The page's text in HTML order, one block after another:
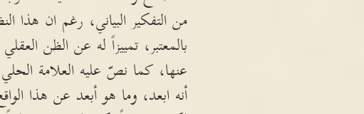
من التفكير البياني، رغم ان هذا
بالمعتبر، تمييزاً له عن الظن
عنها، كما نصّ عليه العلامة
أنه ابعد، وما هو أبعد عن هذا